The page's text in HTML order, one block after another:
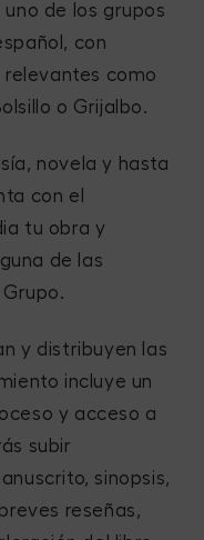
de los grupos
con
como
o Grijalbo.
novela y hasta
con el
tu obra y
de las
y distribuyen las
incluye un
y acceso a
subir
sinopsis,
reseñas,